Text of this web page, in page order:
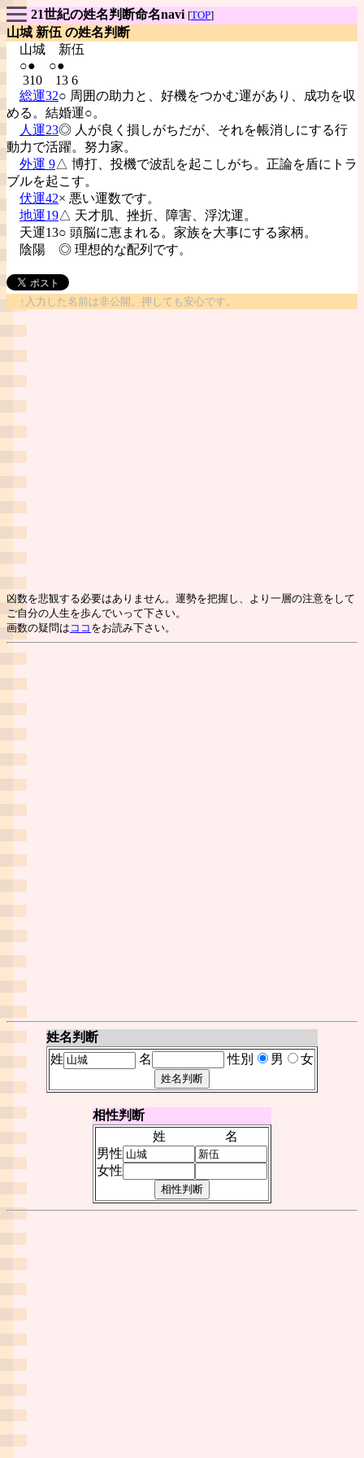
21世紀の姓名判断命名navi [TOP]
山城 新伍 の姓名判断
山城 新伍
○● ○●
310 13 6
総運32○ 周囲の助力と、好機をつかむ運があり、成功を収
める。結婚運○。
人運23◎ 人が良く損しがちだが、それを帳消しにする行
動力で活躍。努力家。
外運 9△ 博打、投機で波乱を起こしがち。正論を盾にトラ
ブルを起こす。
伏運42× 悪い運数です。
地運19△ 天才肌、挫折、障害、浮沈運。
天運13○ 頭脳に恵まれる。家族を大事にする家柄。
陰陽 ◎ 理想的な配列です。
↑入力した名前は非公開。押しても安心です。
凶数を悲観する必要はありません。運勢を把握し、より一層の注意をして
ご自分の人生を歩んでいって下さい。
画数の疑問は ココ をお読み下さい。
姓名判断
姓
名 性別 男 女
相性判断
姓
名
男性
女性